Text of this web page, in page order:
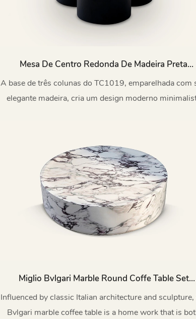
Mesa De Centro Redonda De Madeira Preta
MIGLIO Com Base De Três Colunas TC1019
A base de três colunas do TC1019, emparelhada com
elegante madeira, cria um design moderno
Miglio Bvlgari Marble Round Coffe Table Set
TC1177
Influenced by classic Italian architecture and sculpture,
Bvlgari marble coffee table is a home work that is